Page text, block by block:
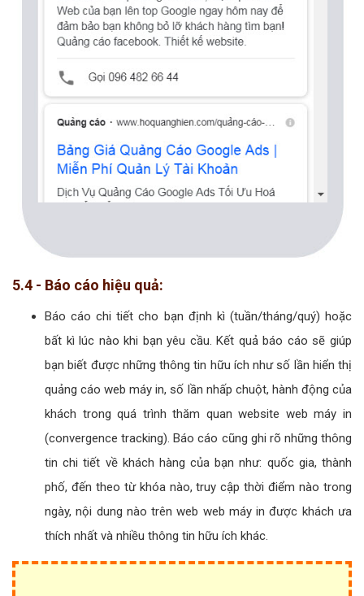
5.4 - Báo cáo hiệu quả:
Báo cáo chi tiết cho bạn định kì (tuần/tháng/quý) hoặc
bất kì lúc nào khi bạn yêu cầu. Kết quả báo cáo sẽ giúp
bạn biết được những thông tin hữu ích như số lần hiển thị
quảng cáo web máy in, số lần nhấp chuột, hành động của
khách trong quá trình thăm quan website web máy in
(convergence tracking). Báo cáo cũng ghi rõ những thông
tin chi tiết về khách hàng của bạn như: quốc gia, thành
phố, đến theo từ khóa nào, truy cập thời điểm nào trong
ngày, nội dung nào trên web web máy in được khách ưa
thích nhất và nhiều thông tin hữu ích khác.